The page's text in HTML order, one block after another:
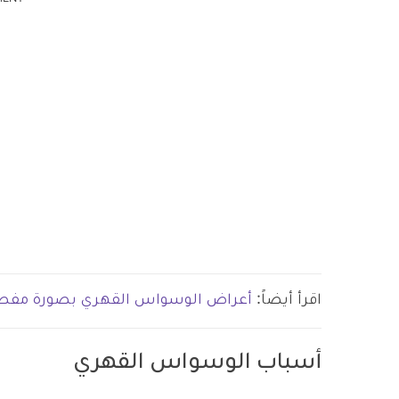
اقرأ أيضاً: أعراض الوسواس القهري بصورة
أسباب الوسواس القهري